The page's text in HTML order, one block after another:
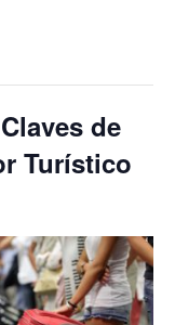
de
Turístico